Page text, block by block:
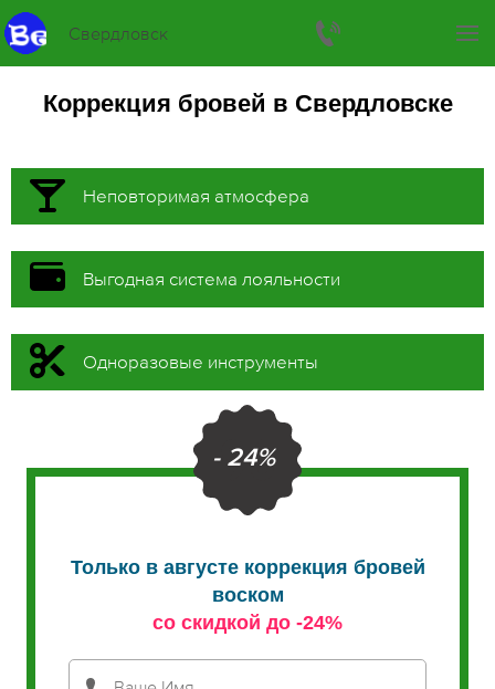
Свердловск
Коррекция бровей в Свердловске
Неповторимая атмосфера
Выгодная система лояльности
Одноразовые инструменты
- 24%
Только в августе коррекция бровей
воском
со скидкой до -24%